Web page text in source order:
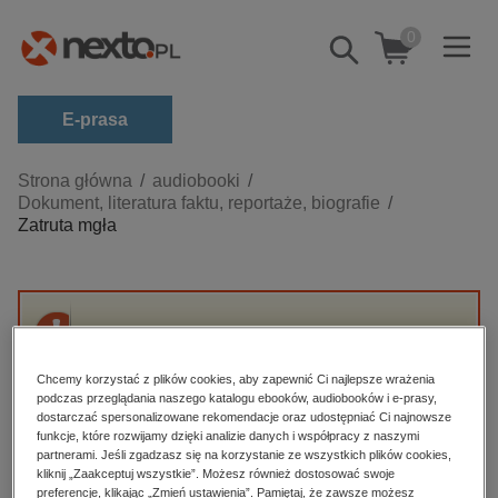
Pokaż/schowaj
wyszukiwarkę
0
E-prasa
Kategorie
Zobacz wszystkie E-prasa
biznesowe, branżowe, gospodarka
darmowe wydania
edukacja
hobby, sport, rozrywka
komputery, internet, technologie, informatyka
Strona główna
audiobooki
Dokument, literatura faktu, reportaże, biografie
Zatruta mgła
High-contrast mode
Polecane
Chcemy korzystać z plików cookies, aby zapewnić Ci najlepsze wrażenia
podczas przeglądania naszego katalogu ebooków, audiobooków i e-prasy,
dostarczać spersonalizowane rekomendacje oraz udostępniać Ci najnowsze
funkcje, które rozwijamy dzięki analizie danych i współpracy z naszymi
partnerami. Jeśli zgadzasz się na korzystanie ze wszystkich plików cookies,
kliknij „Zaakceptuj wszystkie”. Możesz również dostosować swoje
preferencje, klikając „Zmień ustawienia”. Pamiętaj, że zawsze możesz